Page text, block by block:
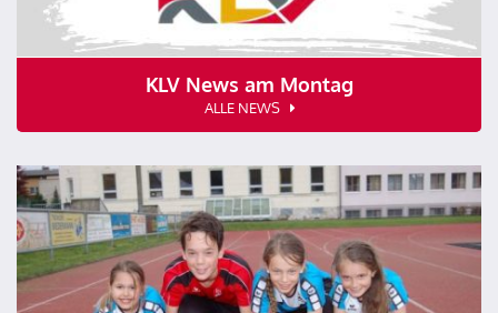
KLV News am Montag
ALLE NEWS